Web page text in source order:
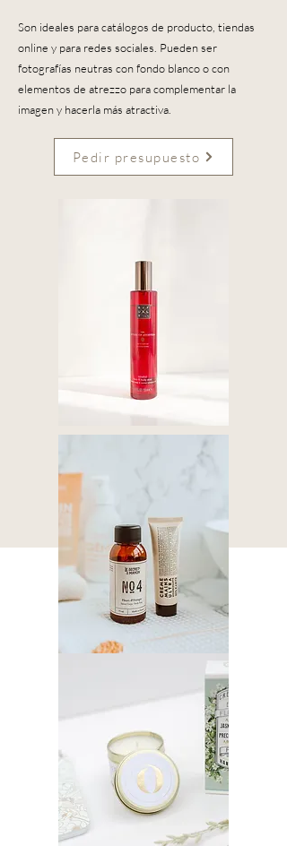
Son ideales para catálogos de producto, tiendas
online y para redes sociales. Pueden ser
fotografías neutras con fondo blanco o con
elementos de atrezzo para complementar la
imagen y hacerla más atractiva.
Pedir presupuesto